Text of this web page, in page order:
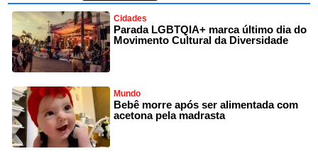
Cidades
Parada LGBTQIA+ marca último dia do
Movimento Cultural da Diversidade
Mundo
Bebê morre após ser alimentada com
acetona pela madrasta